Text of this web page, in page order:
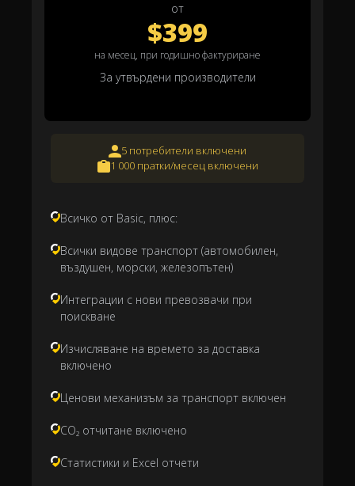
от
$399
на месец, при годишно фактуриране
За утвърдени производители
5 потребители включени
1 000 пратки/месец включени
Всичко от Basic, плюс:
Всички видове транспорт (автомобилен,
въздушен, морски, железопътен)
Интеграции с нови превозвачи при
поискване
Изчисляване на времето за доставка
включено
Ценови механизъм за транспорт включен
CO₂ отчитане включено
Статистики и Excel отчети